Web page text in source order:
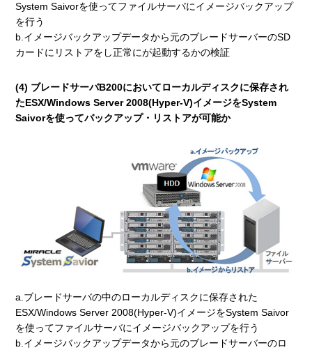
System Saivorを使ってファイルサーバにイメージバックアップ
を行う
b.イメージバックアップデータから元のブレードサーバーのSD
カードにリストアをし正常にが起動するかの検証
(4) ブレードサーバB200においてローカルディスクに保存され
たESX/Windows Server 2008(Hyper-V)イメージをSystem
Saivorを使ってバックアップ・リストアが可能か
a.ブレードサーバの中のローカルディスクに保存された
ESX/Windows Server 2008(Hyper-V)イメージをSystem Saivor
を使ってファイルサーバにイメージバックアップを行う
b.イメージバックアップデータから元のブレードサーバーのロ